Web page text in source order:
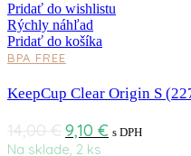
Pridať do wishlistu
Rýchly náhľad
Pridať do košíka
BPA FREE
KeepCup Clear Origin S
9,10 € s DPH
Na sklade, 2 ks